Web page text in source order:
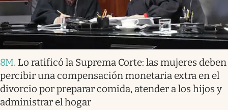
8M. Lo ratificó la Suprema Corte: las mujeres deben
percibir una compensación monetaria extra en el
divorcio por preparar comida, atender a los hijos y
administrar el hogar